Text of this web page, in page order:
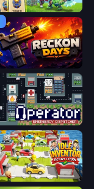
Siege 2
Days
Operator: Emergency Dispatcher
Inventor